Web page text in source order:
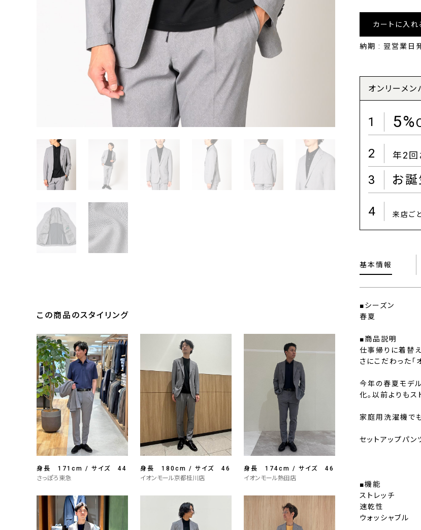
カートに入
納期 : 翌営業日
オンリーメ
1 5%
2 年2回
3 お誕
4 来店ご
基本情報
■シーズン
春夏
■商品説明
仕事帰りに着替
さにこだわった「
今年の春夏モデ
化。以前よりもス
家庭用洗濯機で
セットアップパン
■機能
ストレッチ
速乾性
ウォッシャブル
この商品のスタイリング
身長 171cm / サイズ 44
さっぽろ東急
身長 180cm / サイズ 46
イオンモール京都桂川店
身長 174cm / サイズ 46
イオンモール熱田店